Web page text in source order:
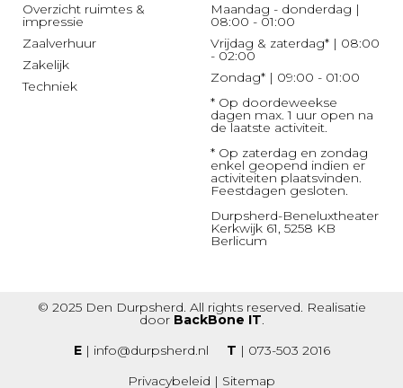
Overzicht ruimtes &
impressie
Zaalverhuur
Zakelijk
Techniek
Maandag - donderdag |
08:00 - 01:00
Vrijdag & zaterdag* | 08:00
- 02:00
Zondag* | 09:00 - 01:00
* Op doordeweekse
dagen max. 1 uur open na
de laatste activiteit.
* Op zaterdag en zondag
enkel geopend indien er
activiteiten plaatsvinden.
Feestdagen gesloten.
Durpsherd-Beneluxtheater
Kerkwijk 61, 5258 KB
Berlicum
© 2025 Den Durpsherd. All rights reserved. Realisatie
door BackBone IT.
E| info@durpsherd.nl T | 073-503 2016
Privacybeleid | Sitemap